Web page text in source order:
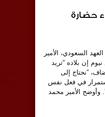
حضارة
السعودي، الأمير
إن بلاده “تريد
“نحتاج إلى
في فعل نفس
الأمير محمد